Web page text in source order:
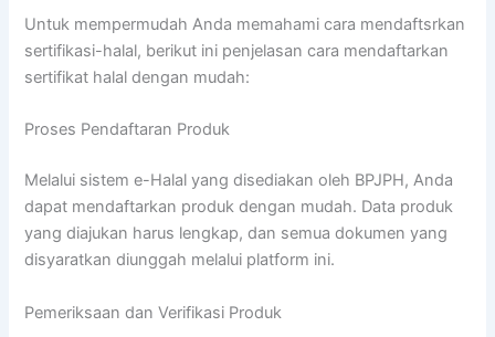
Untuk mempermudah Anda memahami cara mendaftsrkan
sertifikasi-halal, berikut ini penjelasan cara mendaftarkan
sertifikat halal dengan mudah:
Proses Pendaftaran Produk
Melalui sistem e-Halal yang disediakan oleh BPJPH, Anda
dapat mendaftarkan produk dengan mudah. Data produk
yang diajukan harus lengkap, dan semua dokumen yang
disyaratkan diunggah melalui platform ini.
Pemeriksaan dan Verifikasi Produk